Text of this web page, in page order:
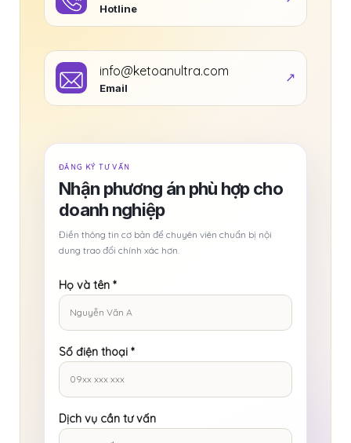
Hotline
Email
info@ketoanultra.com
ĐĂNG KÝ TƯ VẤN
Nhận phương án phù hợp cho
doanh nghiệp
Điền thông tin cơ bản để chuyên viên chuẩn bị nội
dung trao đổi chính xác hơn.
Họ và tên *
Số điện thoại *
Dịch vụ cần tư vấn